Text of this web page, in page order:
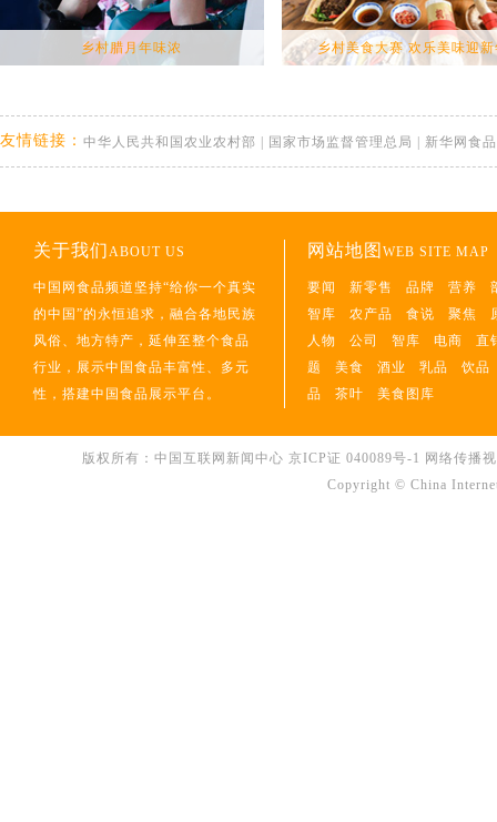
乡村腊月年味浓 乡村美食大赛 欢乐美味迎
友情链接： 中华人民共和国农业农村部 国家市场监督管理总局 新华网食品
关于我们ABOUT US
中国网食品频道坚持“给你一个真实
的中国”的永恒追求，融合各地民族
风俗、地方特产，延伸至整个食品
行业，展示中国食品丰富性、多元
性，搭建中国食品展示平台。
网站地图 WEB SITE MAP
要闻 新零售 品牌 营养
智库
农产品 食说 聚焦
人物
公司 智库 电商
直
题
美食 酒业 乳品
饮品
品
茶叶 美食图库
版权所有：中国互联网新闻中心 京ICP证 040089号-1 网络传播
Copyright © China